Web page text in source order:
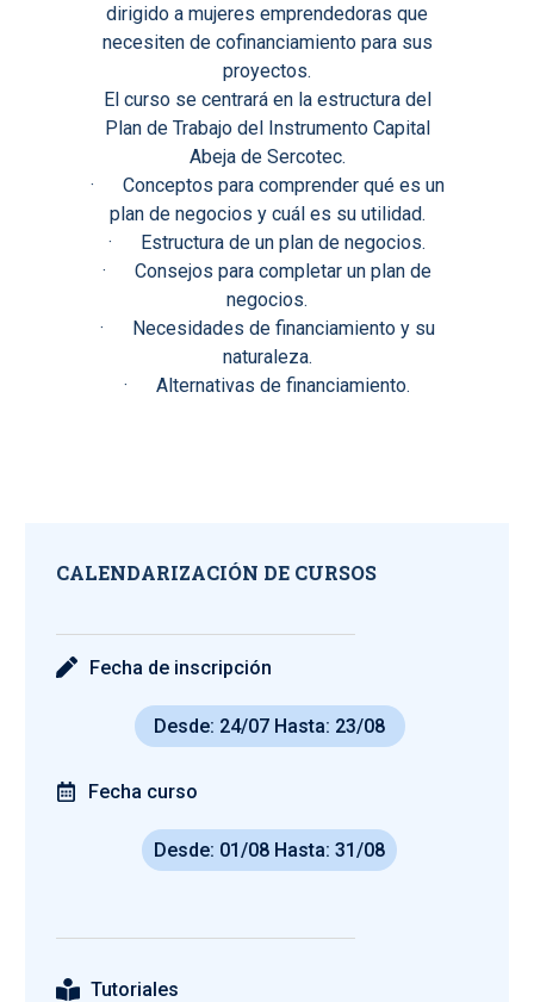
dirigido a mujeres emprendedoras que
necesiten de cofinanciamiento para sus
proyectos.
El curso se centrará en la estructura del
Plan de Trabajo del Instrumento Capital
Abeja de Sercotec.
· Conceptos para comprender qué es un
plan de negocios y cuál es su utilidad.
· Estructura de un plan de negocios.
· Consejos para completar un plan de
negocios.
· Necesidades de financiamiento y su
naturaleza.
· Alternativas de financiamiento.
CALENDARIZACIÓN DE CURSOS
Fecha de inscripción
Desde: 24/07 Hasta: 23/08
Fecha curso
Desde: 01/08 Hasta: 31/08
Tutoriales